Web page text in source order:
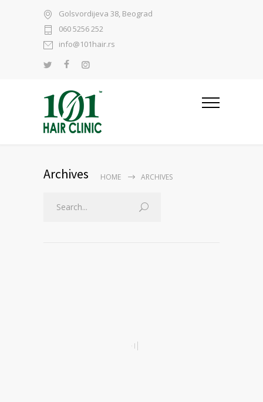
Golsvordijeva 38, Beograd
060 5256 252
info@101hair.rs
Archives HOME ARCHIVES